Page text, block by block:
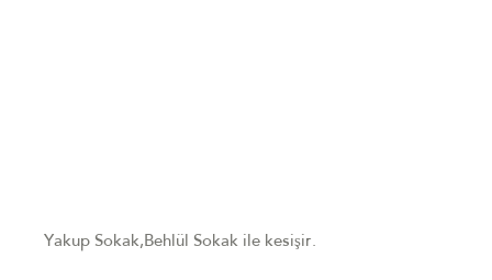
Yakup Sokak,Behlül Sokak ile kesişir.